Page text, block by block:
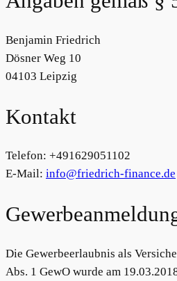
Benjamin Friedrich
Dösner Weg 10
04103 Leipzig
Kontakt
Telefon: +491629051102
E-Mail: info@friedrich-finance.de
Die Gewerbeerlaubnis als
Abs. 1 GewO wurde am